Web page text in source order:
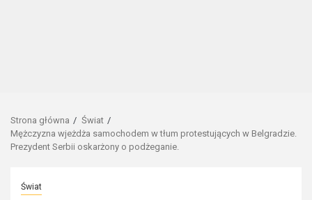
Strona główna
Świat
Mężczyzna wjeżdża samochodem w tłum protestujących w Belgradzie.
Prezydent Serbii oskarżony o podżeganie.
Świat